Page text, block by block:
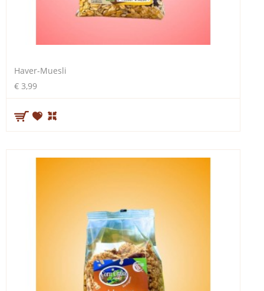
Haver-Muesli
€ 3,99